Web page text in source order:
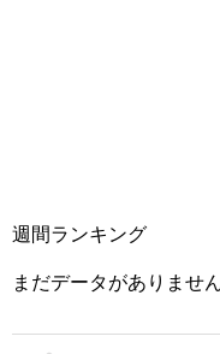
週間ランキング
まだデータがありません